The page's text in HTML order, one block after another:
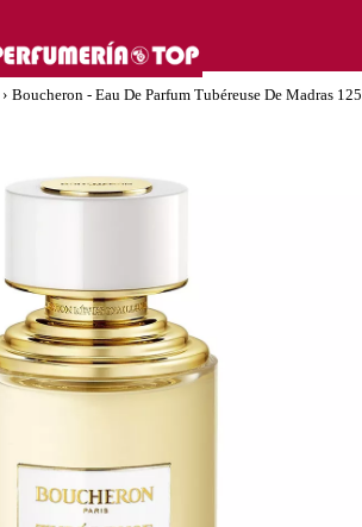
› Boucheron - Eau De Parfum Tubéreuse De Madras 125